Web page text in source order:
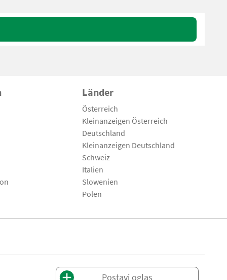
Länder
Österreich
Kleinanzeigen Österreich
Deutschland
Kleinanzeigen Deutschland
Schweiz
Italien
Slowenien
Polen
Postavi oglas